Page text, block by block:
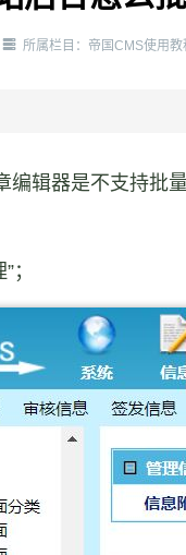
 所属栏目： 帝国CMS使用教
编辑器是不支持批
；